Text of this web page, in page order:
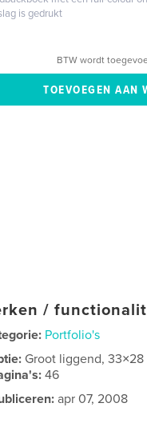
is gedrukt
BTW wordt
/
Portfolio's
Groot liggend, 33×28
46
apr 07, 2008